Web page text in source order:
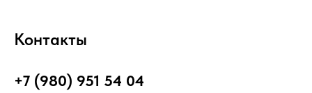
Контакты
+7 (980) 951 54 04